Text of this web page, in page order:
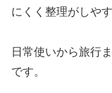
にくく整理がしや
日常使いから旅行
です。